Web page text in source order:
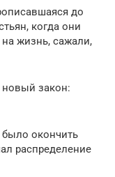
до
когда они
жизнь, сажали,
новый закон:
было окончить
распределение